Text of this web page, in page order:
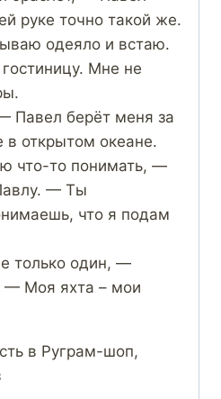
руке точно такой же.
одеяло и встаю.
Мне не
Павел берёт меня за
открытом океане.
что-то понимать, —
— Ты
что я подам
только один, —
— Моя яхта – мои
в Руграм-шоп,